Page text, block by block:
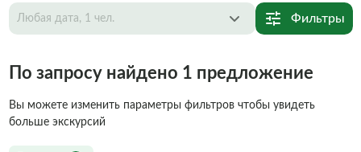
Любая дата, 1 чел. Фильтры
По запросу найдено 1 предложение
Вы можете изменить параметры фильтров чтобы увидеть
больше экскурсий